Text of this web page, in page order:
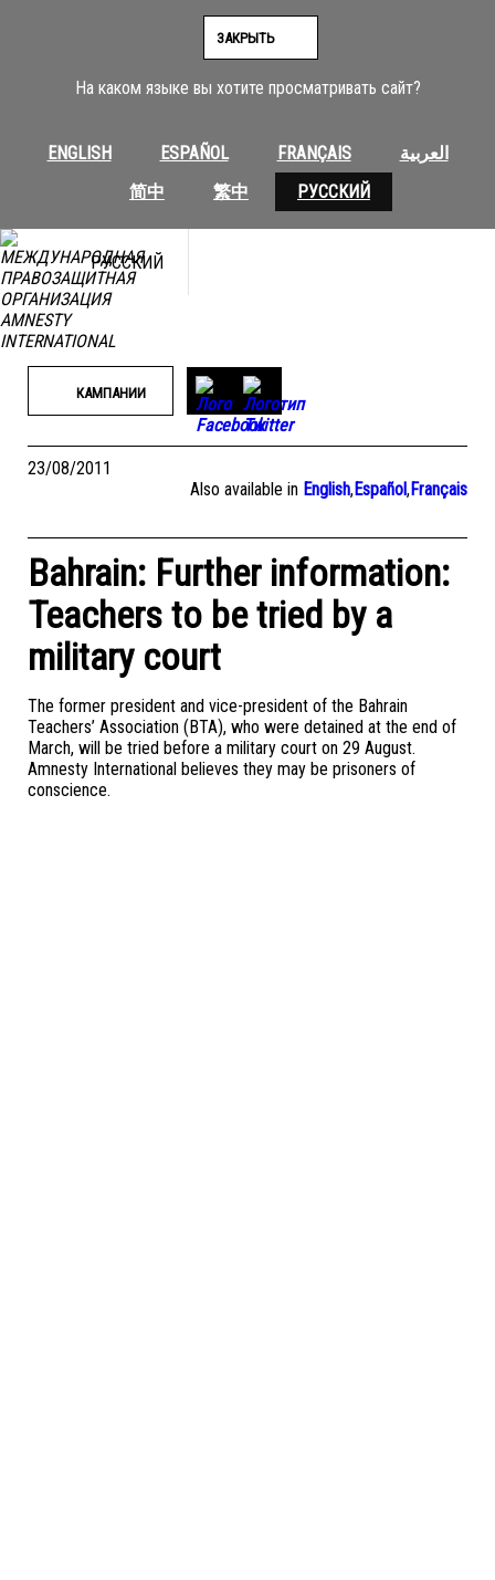
На каком языке вы хотите просматривать сайт?
ENGLISH ESPAÑOL FRANÇAIS
العربية
简中
繁中 РУССКИЙ
ЗАКРЫТЬ
РУССКИЙ
КАМПАНИИ
23/08/2011
Also available in English,Español,Français
Bahrain: Further information:
Teachers to be tried by a
military court
The former president and vice-president of the Bahrain
Teachers’ Association (BTA), who were detained at the end of
March, will be tried before a military court on 29 August.
Amnesty International believes they may be prisoners of
conscience.